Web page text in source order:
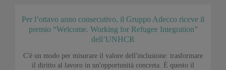
Per l’ottavo anno consecutivo, il Gruppo Adecco riceve il
premio “Welcome. Working for Refugee Integration”
dell’UNHCR
C'è un modo per misurare il valore dell'inclusione: trasformare
il diritto al lavoro in un'opportunità concreta. È questo il